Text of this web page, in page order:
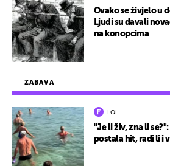
ZABAVA
LOL
"Je li živ, zna li
postala hit, radi li i
Ovako se živjelo u
Ljudi su davali
na konopcima